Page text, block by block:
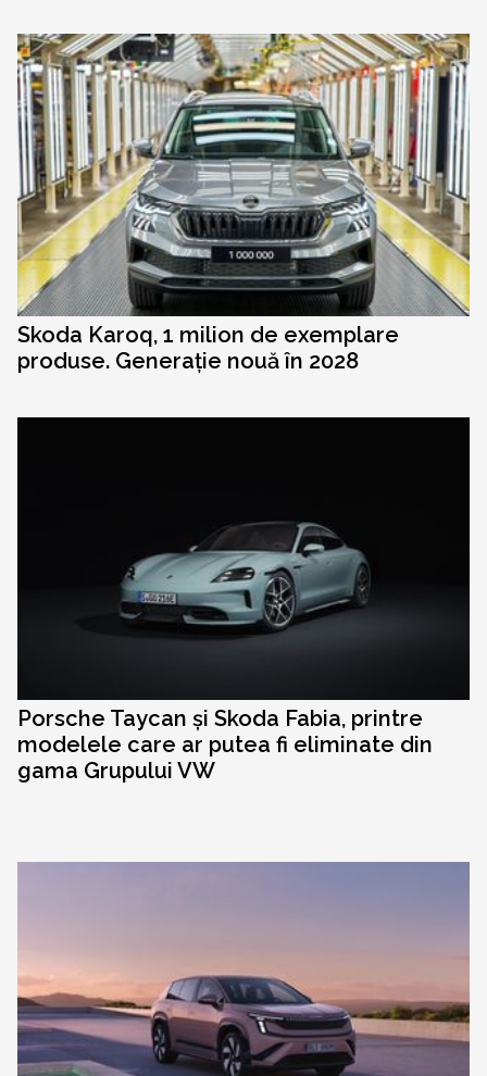
Skoda Karoq, 1 milion de exemplare
produse. Generație nouă în 2028
Porsche Taycan și Skoda Fabia, printre
modelele care ar putea fi eliminate din
gama Grupului VW